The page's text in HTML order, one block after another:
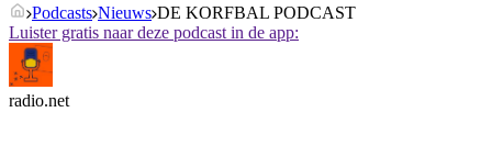
Podcasts Nieuws DE KORFBAL PODCAST
Luister gratis naar deze podcast in de app:
radio.net